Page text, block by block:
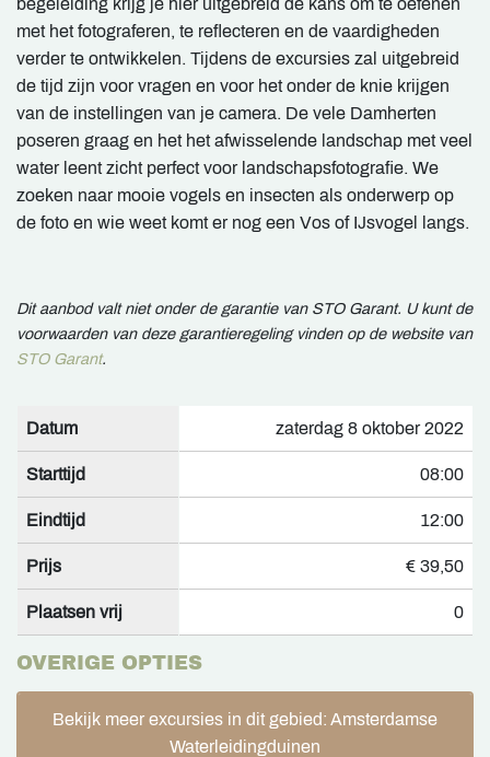
met het fotograferen, te reflecteren en de vaardigheden
verder te ontwikkelen. Tijdens de excursies zal uitgebreid
de tijd zijn voor vragen en voor het onder de knie krijgen
van de instellingen van je camera. De vele Damherten
poseren graag en het het afwisselende landschap met veel
water leent zicht perfect voor landschapsfotografie. We
zoeken naar mooie vogels en insecten als onderwerp op
de foto en wie weet komt er nog een Vos of IJsvogel langs.
Dit aanbod valt niet onder de garantie van STO Garant. U kunt de
voorwaarden van deze garantieregeling vinden op de website van
STO Garant.
Datum zaterdag 8 oktober 2022
Starttijd 08:00
Eindtijd 12:00
Prijs € 39,50
Plaatsen vrij 0
OVERIGE OPTIES
Bekijk meer excursies in dit gebied: Amsterdamse
Waterleidingduinen